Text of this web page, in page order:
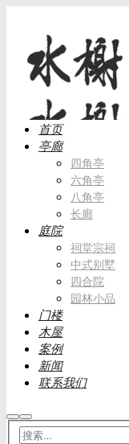
首页
亭廊
四角亭
六角亭
八角亭
长廊
庭院
祠堂宗祠
中式别墅
四合院
园林小品
门楼
木屋
案例
新闻
联系我们
搜 主
菜